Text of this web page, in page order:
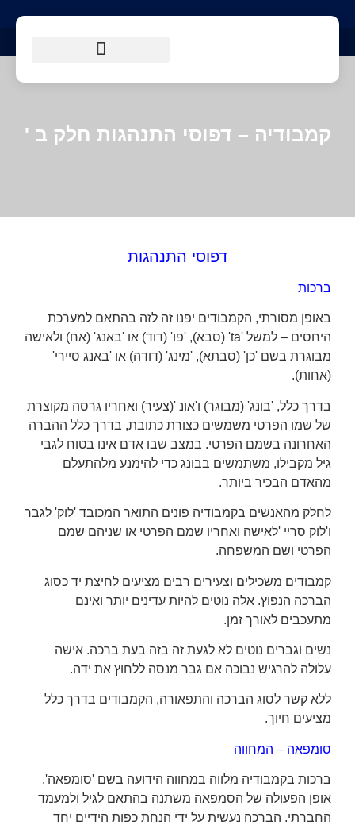
קמבודיה – דפוסי התנהגות חלק ב '
דפוסי התנהגות
ברכות
באופן מסורתי, הקמבודים יפנו זה לזה בהתאם למערכת
היחסים – למשל 'ta' (סבא), 'פו' (דוד) או 'באנג' (אח) ולאישה
מבוגרת בשם 'כן' (סבתא), 'מינג' (דודה) או 'באנג סיירי'
(אחות).
בדרך כלל, 'בונג' (מבוגר) ו'אונ '(צעיר) ואחריו גרסה מקוצרת
של שמו הפרטי משמשים כצורת כתובת, בדרך כלל ההברה
האחרונה בשמם הפרטי. במצב שבו אדם אינו בטוח לגבי
גיל מקבילו, משתמשים בבונג כדי להימנע מלהתעלם
מהאדם הבכיר ביותר.
לחלק מהאנשים בקמבודיה פונים התואר המכובד 'לוק' לגבר
ו'לוק סריי 'לאישה ואחריו שמם הפרטי או שניהם שמם
הפרטי ושם המשפחה.
קמבודים משכילים וצעירים רבים מציעים לחיצת יד כסוג
הברכה הנפוץ. אלה נוטים להיות עדינים יותר ואינם
מתעכבים לאורך זמן.
נשים וגברים נוטים לא לגעת זה בזה בעת ברכה. אישה
עלולה להרגיש נבוכה אם גבר מנסה ללחוץ את ידה.
ללא קשר לסוג הברכה והתפאורה, הקמבודים בדרך כלל
מציעים חיוך.
סומפאה – המחווה
ברכות בקמבודיה מלווה במחווה הידועה בשם 'סומפאה'.
אופן הפעולה של הסמפאה משתנה בהתאם לגיל ולמעמד
החברתי. הברכה נעשית על ידי הנחת כפות הידיים יחד